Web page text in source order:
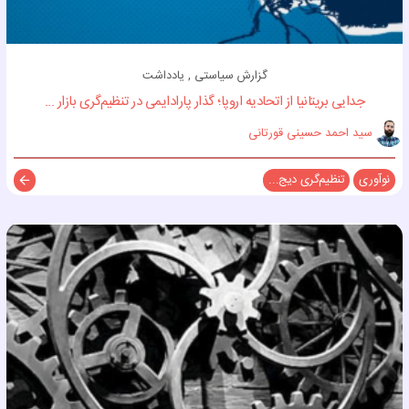
گزارش سیاستی , یادداشت
جدایی بریتانیا از اتحادیه اروپا؛ گذار پارادایمی در تنظیم‌گری بازار ...
سید احمد حسینی قورتانی
نوآوری تنظیم‌گری دیج...